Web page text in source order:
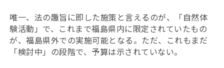
唯一、法の趣旨に即した施策と言えるのが、「自然体
験活動」で、これまで福島県内に限定されていたもの
が、福島県外での実施可能となる。ただ、これもまだ
「検討中」の段階で、予算は示されていない。